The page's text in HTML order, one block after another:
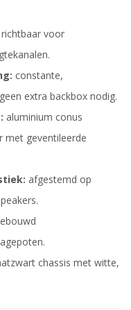
voor
constante,
extra backbox nodig.
aluminium conus
met geventileerde
afgestemd op
chassis met witte,